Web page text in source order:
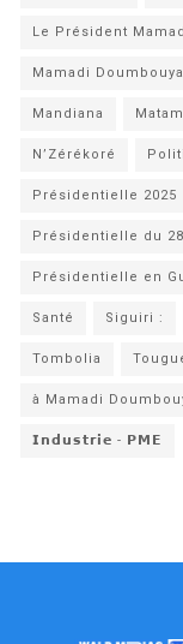
Le Président
Mamadi
Mandiana Matam
N’Zérékoré
Présidentielle 2025
Présidentielle du
Présidentielle en
Santé Siguiri :
Tombolia
à Mamadi
𝗜𝗻𝗱𝘂𝘀𝘁𝗿𝗶𝗲 - 𝗣𝗠𝗘